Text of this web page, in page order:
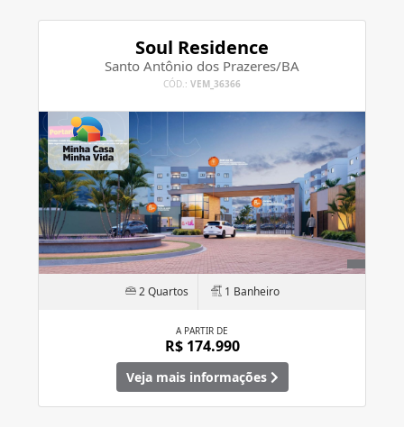
Soul Residence
Santo Antônio dos Prazeres/BA
CÓD.: VEM_36366
2 Quartos 1 Banheiro
A PARTIR DE
R$ 174.990
Veja mais informações